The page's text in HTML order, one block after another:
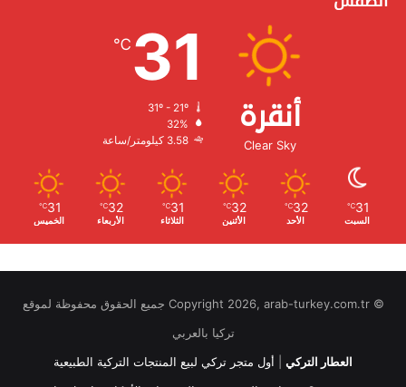
أنقرة
Clear Sky
31
℃
الرطوبة:
الرياح:
31
℃
السبت
32
℃
الأحد
32
℃
الأثنين
31
℃
الثلاثاء
32
℃
الأربعاء
31
℃
الخميس
© Copyright 2026, arab-turkey.com.tr جميع الحقوق محفوظة لموقع
تركيا بالعربي
العطار التركي
أول متجر تركي لبيع المنتجات التركية الطبيعية